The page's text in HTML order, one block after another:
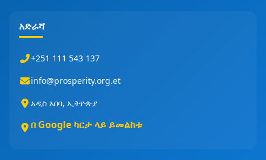
አድራሻ
+251 111 543 137
info@prosperity.org.et
አዲስ አበባ, ኢትዮጵያ
በ Google ካርታ ላይ ይመልከቱ